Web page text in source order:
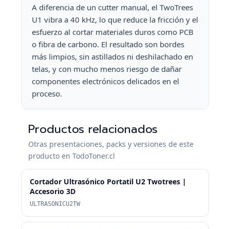
A diferencia de un cutter manual, el TwoTrees
U1 vibra a 40 kHz, lo que reduce la fricción y el
esfuerzo al cortar materiales duros como PCB
o fibra de carbono. El resultado son bordes
más limpios, sin astillados ni deshilachado en
telas, y con mucho menos riesgo de dañar
componentes electrónicos delicados en el
proceso.
Productos relacionados
Otras presentaciones, packs y versiones de este
producto en TodoToner.cl
Cortador Ultrasónico Portatil U2 Twotrees |
Accesorio 3D
ULTRASONICU2TW